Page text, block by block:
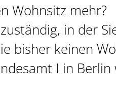
Wohnsitz mehr?
in der
bisher keinen
I in Berlin